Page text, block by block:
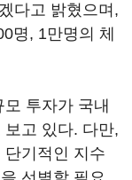
다고 밝혔으며,
명, 1만명의 체
투자가 국내
고 있다. 다만,
기적인 지수